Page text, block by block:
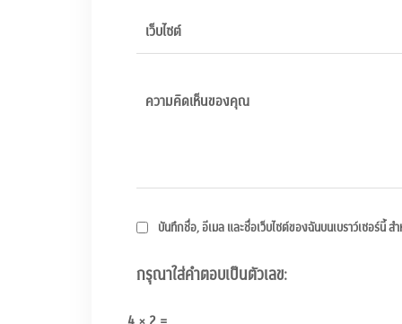
บันทึกชื่อ, อีเมล และชื่อเว็บไซต์ของฉันบนเบราว์เซอร์นี้
กรุณาใส่คำตอบเป็นตัวเลข: